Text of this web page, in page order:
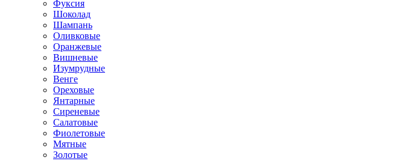
Фуксия
Шоколад
Шампань
Оливковые
Оранжевые
Вишневые
Изумрудные
Венге
Ореховые
Янтарные
Сиреневые
Салатовые
Фиолетовые
Мятные
Золотые